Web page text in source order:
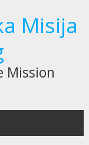
Misija
Mission